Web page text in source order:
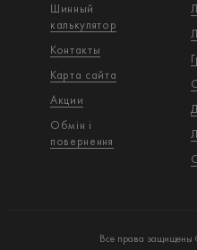
Шинный
калькулятор
Контакты
Карта сайта
Акции
Обмін і
повернення
Все права